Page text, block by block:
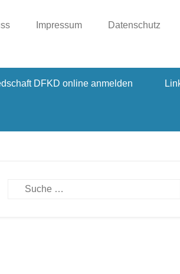
Impressum Datenschutz
DFKD online anmelden
Suchen